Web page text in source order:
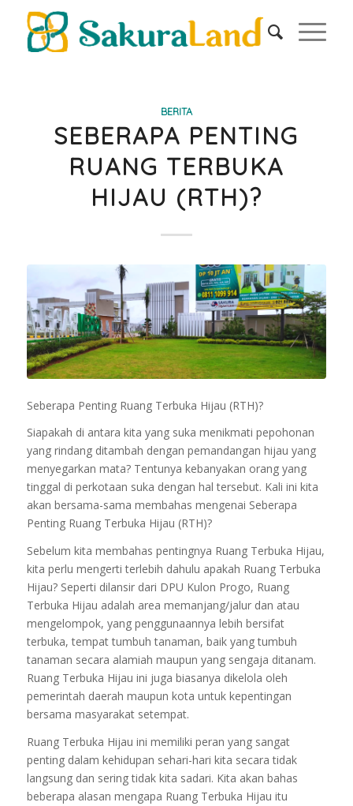
BERITA
SEBERAPA PENTING
RUANG TERBUKA
HIJAU (RTH)?
Seberapa Penting Ruang Terbuka Hijau (RTH)?
Siapakah di antara kita yang suka menikmati pepohonan
yang rindang ditambah dengan pemandangan hijau yang
menyegarkan mata? Tentunya kebanyakan orang yang
tinggal di perkotaan suka dengan hal tersebut. Kali ini kita
akan bersama-sama membahas mengenai Seberapa
Penting Ruang Terbuka Hijau (RTH)?
Sebelum kita membahas pentingnya Ruang Terbuka Hijau,
kita perlu mengerti terlebih dahulu apakah Ruang Terbuka
Hijau? Seperti dilansir dari DPU Kulon Progo, Ruang
Terbuka Hijau adalah area memanjang/jalur dan atau
mengelompok, yang penggunaannya lebih bersifat
terbuka, tempat tumbuh tanaman, baik yang tumbuh
tanaman secara alamiah maupun yang sengaja ditanam.
Ruang Terbuka Hijau ini juga biasanya dikelola oleh
pemerintah daerah maupun kota untuk kepentingan
bersama masyarakat setempat.
Ruang Terbuka Hijau ini memiliki peran yang sangat
penting dalam kehidupan sehari-hari kita secara tidak
langsung dan sering tidak kita sadari. Kita akan bahas
beberapa alasan mengapa Ruang Terbuka Hijau itu